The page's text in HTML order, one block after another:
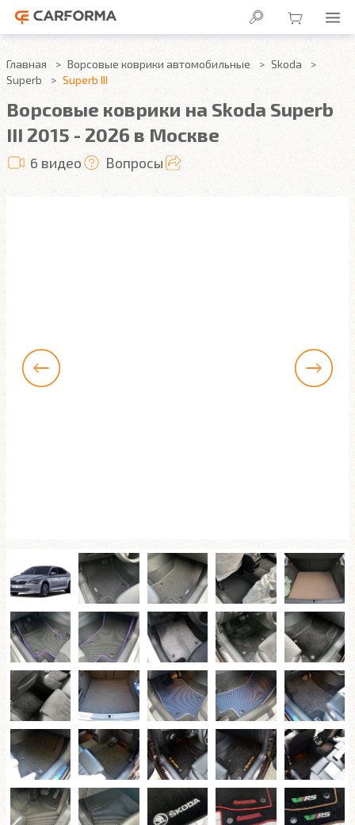
Главная Ворсовые коврики автомобильные
Skoda
Superb
Superb III
Ворсовые коврики на Skoda Superb
III 2015 - 2026 в Москве
6 видео Вопросы